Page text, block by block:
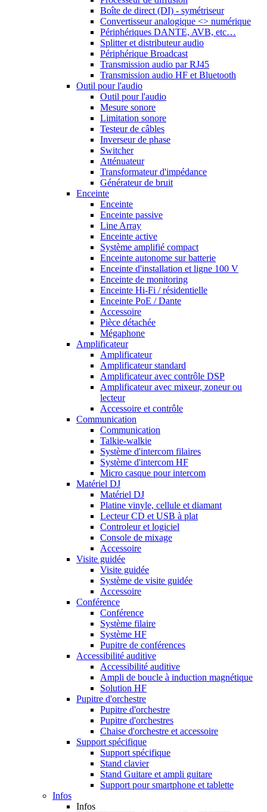
Boîte de direct (DI) - symétriseur
Convertisseur analogique <> numérique
Périphériques DANTE, AVB, etc…
Splitter et distributeur audio
Périphérique Broadcast
Transmission audio par RJ45
Transmission audio HF et Bluetooth
Outil pour l'audio
Outil pour l'audio
Mesure sonore
Limitation sonore
Testeur de câbles
Inverseur de phase
Switcher
Atténuateur
Transformateur d'impédance
Générateur de bruit
Enceinte
Enceinte
Enceinte passive
Line Array
Enceinte active
Système amplifié compact
Enceinte autonome sur batterie
Enceinte d'installation et ligne 100 V
Enceinte de monitoring
Enceinte Hi-Fi / résidentielle
Enceinte PoE / Dante
Accessoire
Pièce détachée
Mégaphone
Amplificateur
Amplificateur
Amplificateur standard
Amplificateur avec contrôle DSP
Amplificateur avec mixeur, zoneur ou
lecteur
Accessoire et contrôle
Communication
Communication
Talkie-walkie
Système d'intercom filaires
Système d'intercom HF
Micro casque pour intercom
Matériel DJ
Matériel DJ
Platine vinyle, cellule et diamant
Lecteur CD et USB à plat
Controleur et logiciel
Console de mixage
Accessoire
Visite guidée
Visite guidée
Système de visite guidée
Accessoire
Conférence
Conférence
Système filaire
Système HF
Pupitre de conférences
Accessibilité auditive
Accessibilité auditive
Ampli de boucle à induction magnétique
Solution HF
Pupitre d'orchestre
Pupitre d'orchestre
Pupitre d'orchestres
Chaise d'orchestre et accessoire
Support spécifique
Support spécifique
Stand clavier
Stand Guitare et ampli guitare
Support pour smartphone et tablette
Infos
Infos